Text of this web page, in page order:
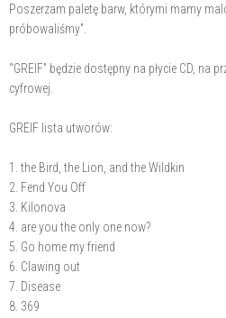
Poszerzam paletę barw, którymi mamy
próbowaliśmy”.
“GREIF” będzie dostępny na płycie CD, na
cyfrowej.
GREIF lista utworów:
1. the Bird, the Lion, and the Wildkin
2. Fend You Off
3. Kilonova
4. are you the only one now?
5. Go home my friend
6. Clawing out
7. Disease
8. 369